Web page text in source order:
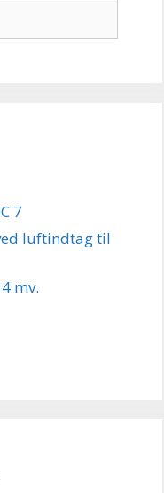
7
luftindtag til
mv.